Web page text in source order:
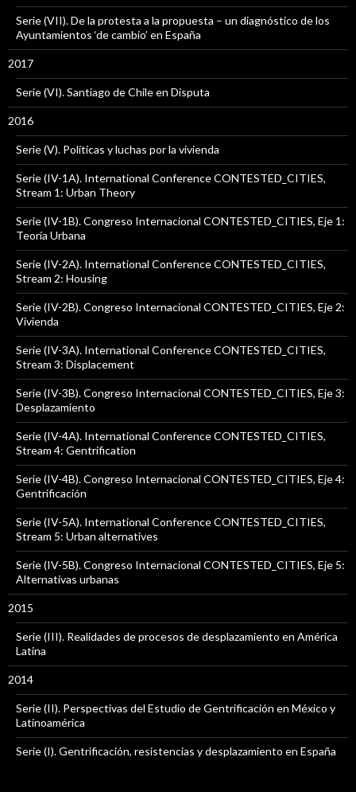
Serie (VII). De la protesta a la propuesta – un diagnóstico de los
Ayuntamientos ‘de cambio’ en España
2017
Serie (VI). Santiago de Chile en Disputa
2016
Serie (V). Políticas y luchas por la vivienda
Serie (IV-1A). International Conference CONTESTED_CITIES,
Stream 1: Urban Theory
Serie (IV-1B). Congreso Internacional CONTESTED_CITIES, Eje 1:
Teoría Urbana
Serie (IV-2A). International Conference CONTESTED_CITIES,
Stream 2: Housing
Serie (IV-2B). Congreso Internacional CONTESTED_CITIES, Eje 2:
Vivienda
Serie (IV-3A). International Conference CONTESTED_CITIES,
Stream 3: Displacement
Serie (IV-3B). Congreso Internacional CONTESTED_CITIES, Eje 3:
Desplazamiento
Serie (IV-4A). International Conference CONTESTED_CITIES,
Stream 4: Gentrification
Serie (IV-4B). Congreso Internacional CONTESTED_CITIES, Eje 4:
Gentrificación
Serie (IV-5A). International Conference CONTESTED_CITIES,
Stream 5: Urban alternatives
Serie (IV-5B). Congreso Internacional CONTESTED_CITIES, Eje 5:
Alternativas urbanas
2015
Serie (III). Realidades de procesos de desplazamiento en América
Latina
2014
Serie (II). Perspectivas del Estudio de Gentrificación en México y
Latinoamérica
Serie (I). Gentrificación, resistencias y desplazamiento en España